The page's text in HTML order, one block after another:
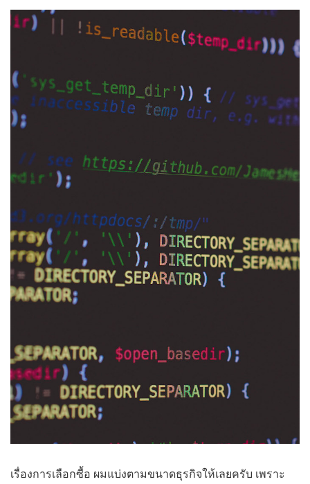
เรื่องการเลือกซื้อ ผมแบ่งตามขนาดธุรกิจให้เลยครับ เพราะ